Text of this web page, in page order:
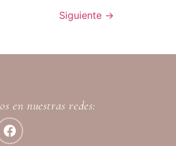
Siguiente →
en nuestras redes: